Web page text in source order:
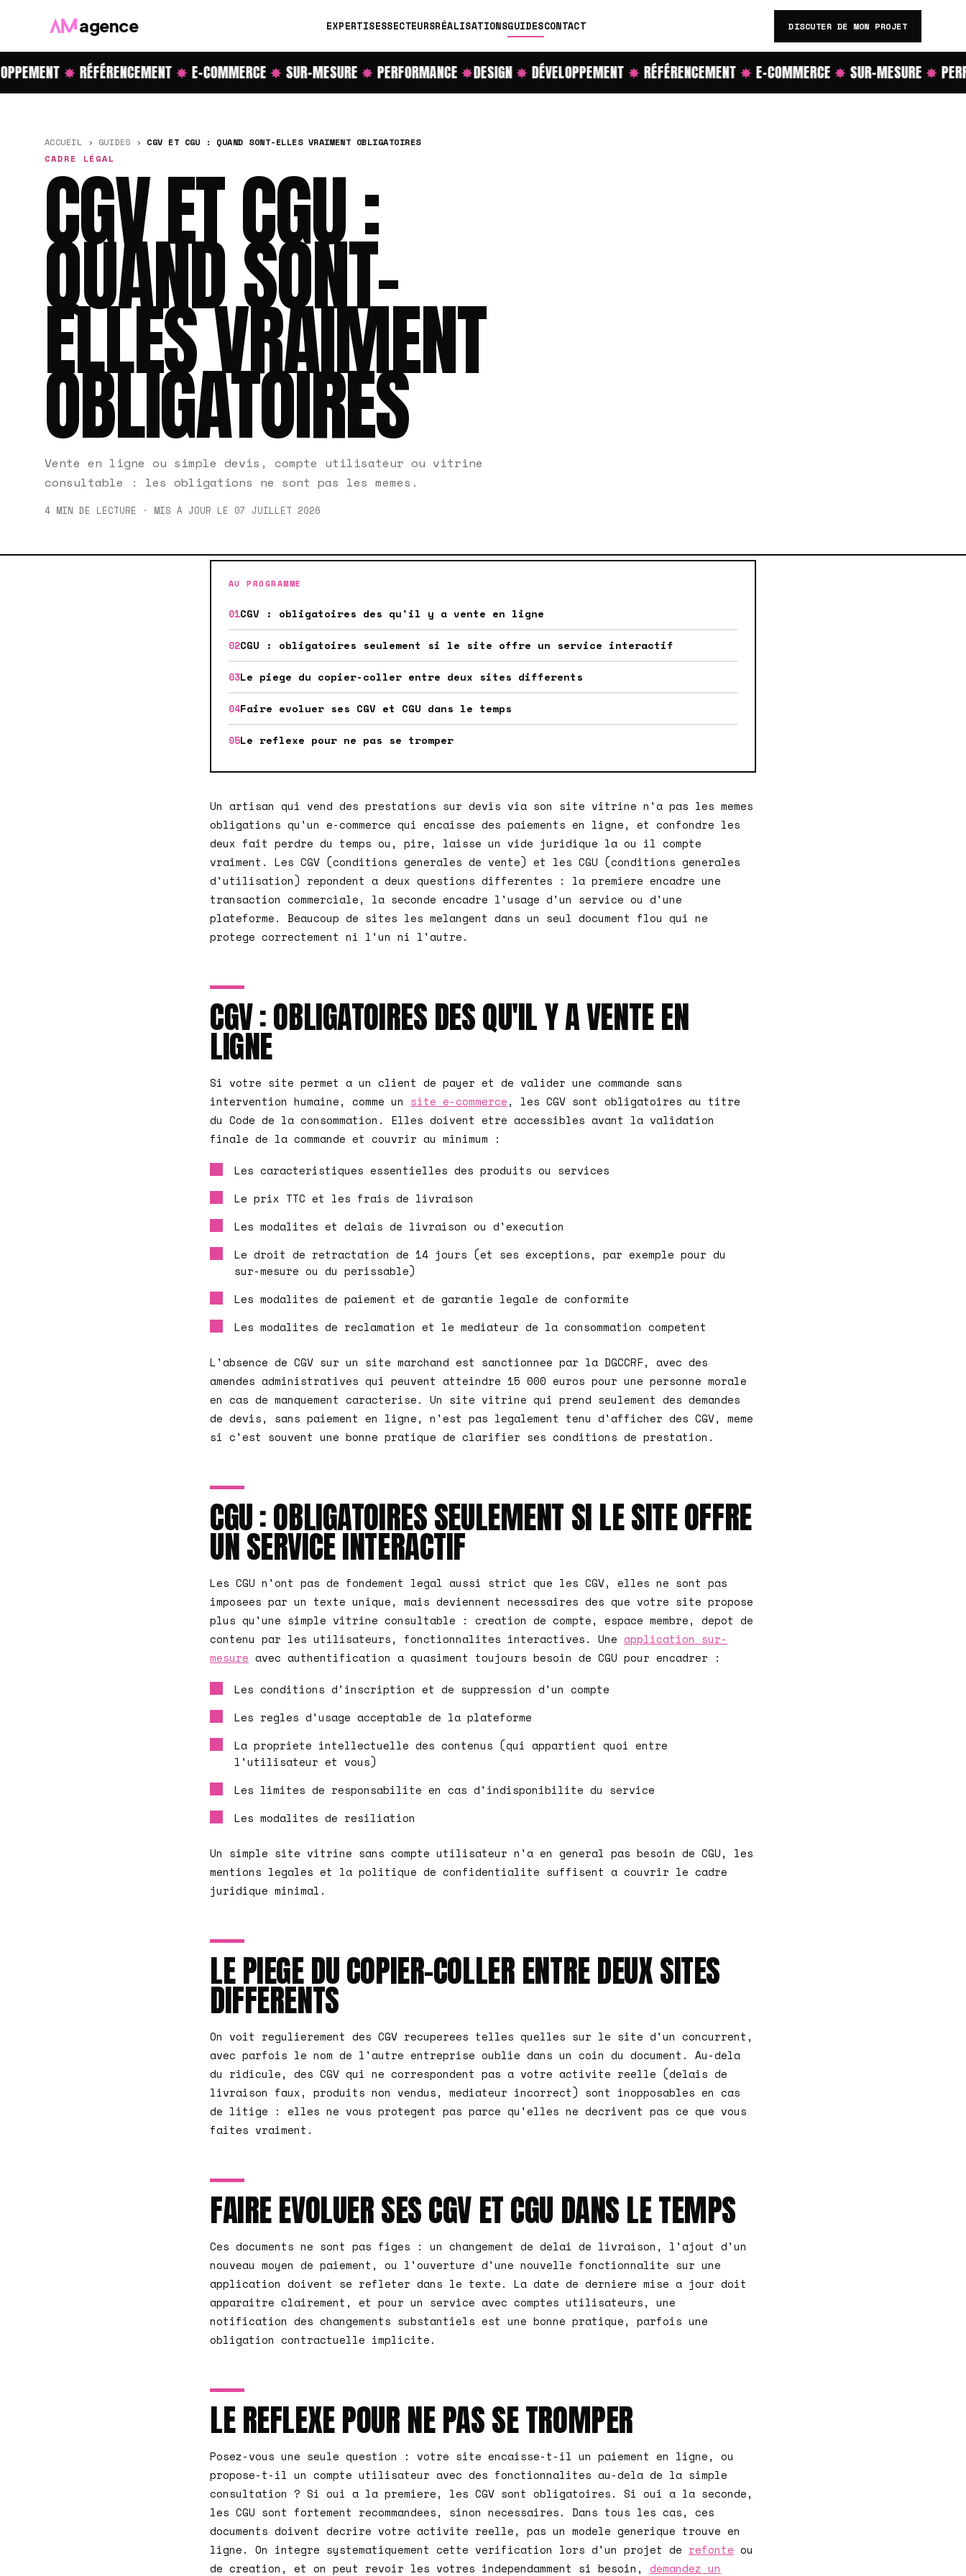
agence EXPERTISESSECTEURSRÉALISATIONSGUIDESCONTACT DISCUTER DE MON PROJET
✸RÉFÉRENCEMENT✸E-COMMERCE✸SUR-MESURE✸PERFORMANCE✸DESIGN✸DÉVELOPPEMENT✸RÉFÉRENCEMENT✸E-COMMERCE✸SUR-MESURE✸
ACCUEIL › GUIDES › CGV ET CGU : QUAND SONT-ELLES VRAIMENT OBLIGATOIRES
CADRE LÉGAL
CGV ET CGU :
QUAND SONT-
ELLES VRAIMENT
OBLIGATOIRES
Vente en ligne ou simple devis, compte utilisateur ou vitrine
consultable : les obligations ne sont pas les memes.
4 MIN DE LECTURE · MIS À JOUR LE 07 JUILLET 2026
AU PROGRAMME
CGV : obligatoires des qu'il y a vente en ligne
CGU : obligatoires seulement si le site offre un service interactif
Le piege du copier-coller entre deux sites differents
Faire evoluer ses CGV et CGU dans le temps
Le reflexe pour ne pas se tromper
Un artisan qui vend des prestations sur devis via son site vitrine n'a pas les memes
obligations qu'un e-commerce qui encaisse des paiements en ligne, et confondre les
deux fait perdre du temps ou, pire, laisse un vide juridique la ou il compte
vraiment. Les CGV (conditions generales de vente) et les CGU (conditions generales
d'utilisation) repondent a deux questions differentes : la premiere encadre une
transaction commerciale, la seconde encadre l'usage d'un service ou d'une
plateforme. Beaucoup de sites les melangent dans un seul document flou qui ne
protege correctement ni l'un ni l'autre.
CGV : OBLIGATOIRES DES QU'IL Y A VENTE EN
LIGNE
Si votre site permet a un client de payer et de valider une commande sans
intervention humaine, comme un site e-commerce, les CGV sont obligatoires au titre
du Code de la consommation. Elles doivent etre accessibles avant la validation
finale de la commande et couvrir au minimum :
Les caracteristiques essentielles des produits ou services
Le prix TTC et les frais de livraison
Les modalites et delais de livraison ou d'execution
Le droit de retractation de 14 jours (et ses exceptions, par exemple pour du
sur-mesure ou du perissable)
Les modalites de paiement et de garantie legale de conformite
Les modalites de reclamation et le mediateur de la consommation competent
L'absence de CGV sur un site marchand est sanctionnee par la DGCCRF, avec des
amendes administratives qui peuvent atteindre 15 000 euros pour une personne morale
en cas de manquement caracterise. Un site vitrine qui prend seulement des demandes
de devis, sans paiement en ligne, n'est pas legalement tenu d'afficher des CGV, meme
si c'est souvent une bonne pratique de clarifier ses conditions de prestation.
CGU : OBLIGATOIRES SEULEMENT SI LE SITE OFFRE
UN SERVICE INTERACTIF
Les CGU n'ont pas de fondement legal aussi strict que les CGV, elles ne sont pas
imposees par un texte unique, mais deviennent necessaires des que votre site propose
plus qu'une simple vitrine consultable : creation de compte, espace membre, depot de
contenu par les utilisateurs, fonctionnalites interactives. Une application sur-
mesure avec authentification a quasiment toujours besoin de CGU pour encadrer :
Les conditions d'inscription et de suppression d'un compte
Les regles d'usage acceptable de la plateforme
La propriete intellectuelle des contenus (qui appartient quoi entre
l'utilisateur et vous)
Les limites de responsabilite en cas d'indisponibilite du service
Les modalites de resiliation
Un simple site vitrine sans compte utilisateur n'a en general pas besoin de CGU, les
mentions legales et la politique de confidentialite suffisent a couvrir le cadre
juridique minimal.
LE PIEGE DU COPIER-COLLER ENTRE DEUX SITES
DIFFERENTS
On voit regulierement des CGV recuperees telles quelles sur le site d'un concurrent,
avec parfois le nom de l'autre entreprise oublie dans un coin du document. Au-dela
du ridicule, des CGV qui ne correspondent pas a votre activite reelle (delais de
livraison faux, produits non vendus, mediateur incorrect) sont inopposables en cas
de litige : elles ne vous protegent pas parce qu'elles ne decrivent pas ce que vous
faites vraiment.
FAIRE EVOLUER SES CGV ET CGU DANS LE TEMPS
Ces documents ne sont pas figes : un changement de delai de livraison, l'ajout d'un
nouveau moyen de paiement, ou l'ouverture d'une nouvelle fonctionnalite sur une
application doivent se refleter dans le texte. La date de derniere mise a jour doit
apparaitre clairement, et pour un service avec comptes utilisateurs, une
notification des changements substantiels est une bonne pratique, parfois une
obligation contractuelle implicite.
LE REFLEXE POUR NE PAS SE TROMPER
Posez-vous une seule question : votre site encaisse-t-il un paiement en ligne, ou
propose-t-il un compte utilisateur avec des fonctionnalites au-dela de la simple
consultation ? Si oui a la premiere, les CGV sont obligatoires. Si oui a la seconde,
les CGU sont fortement recommandees, sinon necessaires. Dans tous les cas, ces
documents doivent decrire votre activite reelle, pas un modele generique trouve en
ligne. On integre systematiquement cette verification lors d'un projet de refonte ou
de creation, et on peut revoir les votres independamment si besoin, demandez un